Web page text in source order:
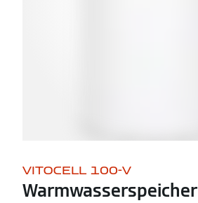
VITOCELL 100-V
Warmwasserspeicher